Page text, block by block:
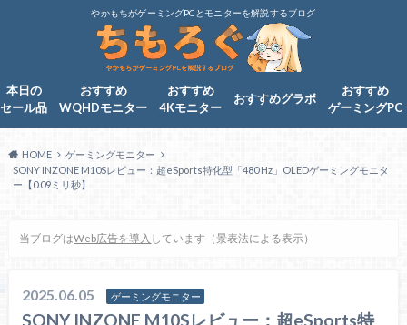
やかもちがゲーミングPCとモニターを解説するブログ
本日の
セール品
おすすめ
WQHDモニター
おすすめ
4Kモニター
おすすめグラボ
おすすめ
ゲーミングPC
HOME
ゲーミングモニター
SONY INZONE M10Sレビュー：超eSports特化型「480 Hz」OLEDゲーミングモニタ
ー【0.09ミリ秒】
当ブログはWeb広告を導入 しています（景表法による表示）
2025.06.05 ゲーミングモニター
SONY INZONE M10Sレビュー：超eSports特